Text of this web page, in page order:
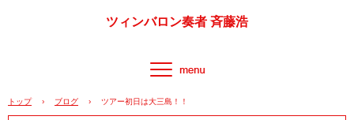
ツィンバロン奏者 斉藤浩
トップ › ブログ › ツアー初日は大三島！！